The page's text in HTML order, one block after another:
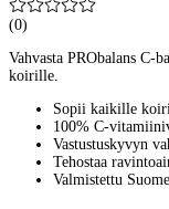
(0)
Vahvasta PRObalans
koirille.
Sopii kaikille
100% C-
Vastustuskyvyn
Tehostaa
Valmistettu